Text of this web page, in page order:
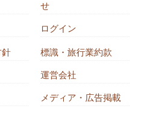
せ
ログイン
針 標識・旅行業約款
運営会社
メディア・広告掲載